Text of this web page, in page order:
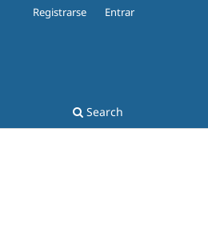
Search
Registrarse Entrar